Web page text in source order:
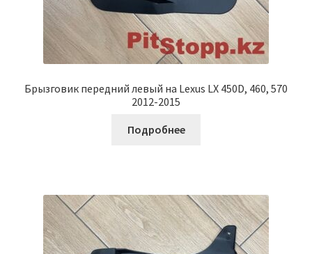
Брызговик передний левый на Lexus LX 450D, 460, 570
2012-2015
Подробнее